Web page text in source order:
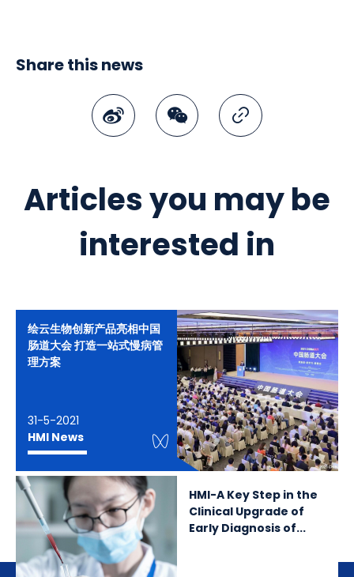
Share this news
Articles you may be
interested in
绘云生物创新产品亮相中国
肠道大会 打造一站式慢病管
理方案
HMI News
31-5-2021
WeChat Knowledge
HMI-A Key Step in the
Clinical Upgrade of
Early Diagnosis of...